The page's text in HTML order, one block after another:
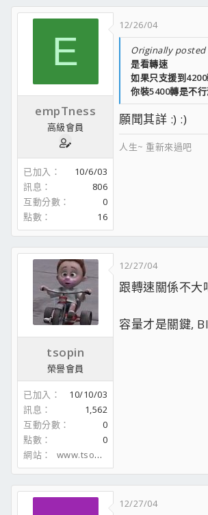
E
empTness
高級會員
已加入
10/6/03
訊息
806
互動分數
0
點數
16
12/26/04
Originally
是看轉速
如果只支援到
你裝5400轉是不
願聞其詳 :) :)
人生~ 重新來過吧
tsopin
榮譽會員
已加入
10/10/03
訊息
1,562
互動分數
0
點數
0
網站
www.tsopinsdiary.info
12/27/04
跟轉速關係不大
容量才是關鍵,
12/27/04